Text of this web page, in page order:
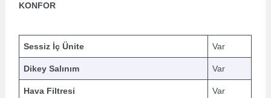
KONFOR
Sessiz İç Ünite Var
Dikey Salınım Var
Hava Filtresi Var